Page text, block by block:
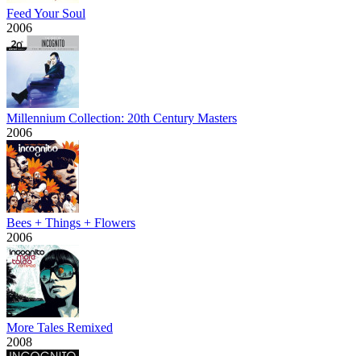
Feed Your Soul
2006
Millennium Collection: 20th Century Masters
2006
Bees + Things + Flowers
2006
More Tales Remixed
2008